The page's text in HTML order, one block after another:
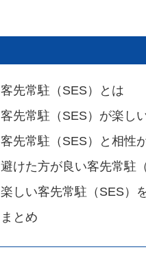
客先常駐（SES）とは
客先常駐（SES）が楽し
客先常駐（SES）と相性
避けた方が良い客先常駐
楽しい客先常駐（SES）
まとめ